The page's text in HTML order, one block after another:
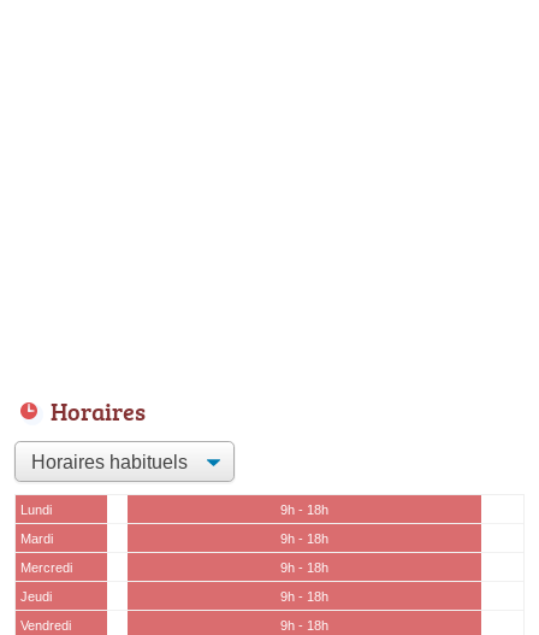
Horaires
Lundi
9h - 18h
Mardi
9h - 18h
Mercredi
9h - 18h
Jeudi
9h - 18h
Vendredi
9h - 18h